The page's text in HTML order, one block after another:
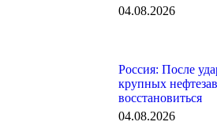
04.08.2026
Россия: После
крупных
восстановиться
04.08.2026